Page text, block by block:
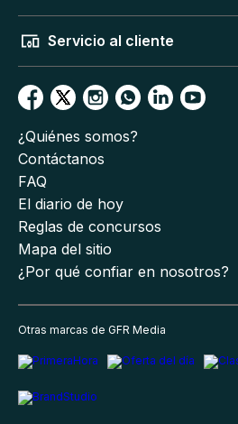
Servicio al cliente
¿Quiénes somos?
Contáctanos
FAQ
El diario de hoy
Reglas de concursos
Mapa del sitio
¿Por qué confiar en nosotros?
Otras marcas de GFR Media